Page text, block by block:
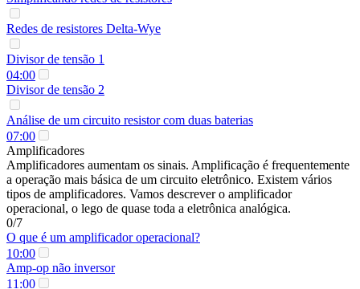
Redes de resistores Delta-Wye
Divisor de tensão 1
04:00
Divisor de tensão 2
Análise de um circuito resistor com duas baterias
07:00
Amplificadores
Amplificadores aumentam os sinais. Amplificação é frequentemente
a operação mais básica de um circuito eletrônico. Existem vários
tipos de amplificadores. Vamos descrever o amplificador
operacional, o lego de quase toda a eletrônica analógica.
0/7
O que é um amplificador operacional?
10:00
Amp-op não inversor
11:00